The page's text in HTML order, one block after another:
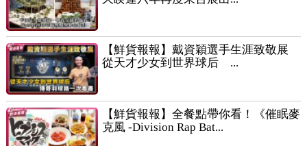
【鮮貨報報】戴資穎選手生涯致敬展
從天才少女到世界球后 ...
【鮮貨報報】全餐點帶你看！《催眠麥
克風 -Division Rap Bat...